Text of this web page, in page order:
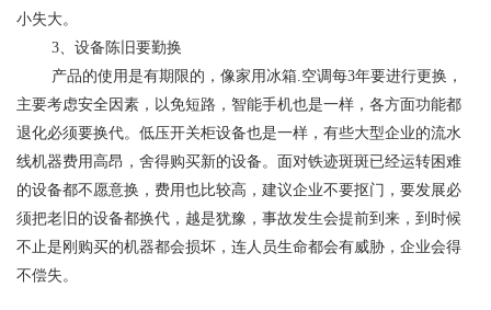
小失大。
​ ​3、设备陈旧要勤换
​ ​产品的使用是有期限的，像家用冰箱.空调每3年要进行更换，
主要考虑安全因素，以免短路，智能手机也是一样，各方面功能都
退化必须要换代。低压开关柜设备也是一样，有些大型企业的流水
线机器费用高昂，舍得购买新的设备。面对铁迹斑斑已经运转困难
的设备都不愿意换，费用也比较高，建议企业不要抠门，要发展必
须把老旧的设备都换代，越是犹豫，事故发生会提前到来，到时候
不止是刚购买的机器都会损坏，连人员生命都会有威胁，企业会得
不偿失。